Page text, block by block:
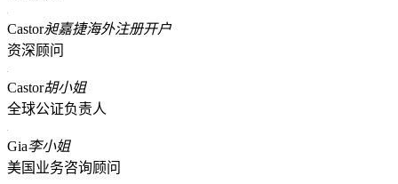
Castor昶嘉捷海外注册开户
资深顾问
Castor胡小姐
全球公证负责人
Gia李小姐
美国业务咨询顾问